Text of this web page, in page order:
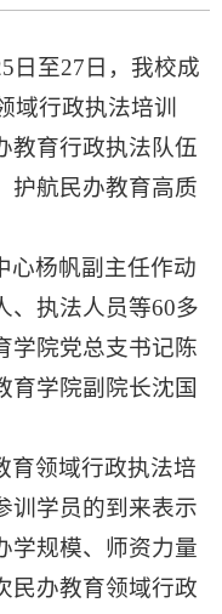
日至27日，我校成
域行政执法培训
教育行政执法队伍
护航民办教育高质
心杨帆副主任作动
、执法人员等60多
学院党总支书记陈
育学院副院长沈国
育领域行政执法培
训学员的到来表示
学规模、师资力量
民办教育领域行政